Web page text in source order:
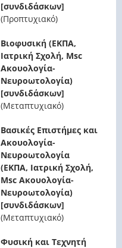
[συνδιδάσκων]
(Προπτυχιακό)
Βιοφυσική (ΕΚΠΑ,
Ιατρική Σχολή, Msc
Ακουολογία-
Νευροωτολογία)
[συνδιδάσκων]
(Μεταπτυχιακό)
Βασικές Επιστήμες και
Ακουολογία-
Νευροωτολογία
(ΕΚΠΑ, Ιατρική Σχολή,
Msc Ακουολογία-
Νευροωτολογία)
[συνδιδάσκων]
(Μεταπτυχιακό)
Φυσική και Τεχνητή